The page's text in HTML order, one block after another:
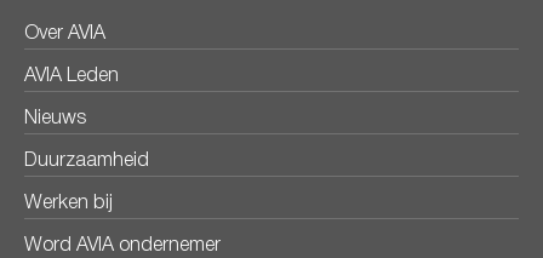
Over AVIA
AVIA Leden
Nieuws
Duurzaamheid
Werken bij
Word AVIA ondernemer